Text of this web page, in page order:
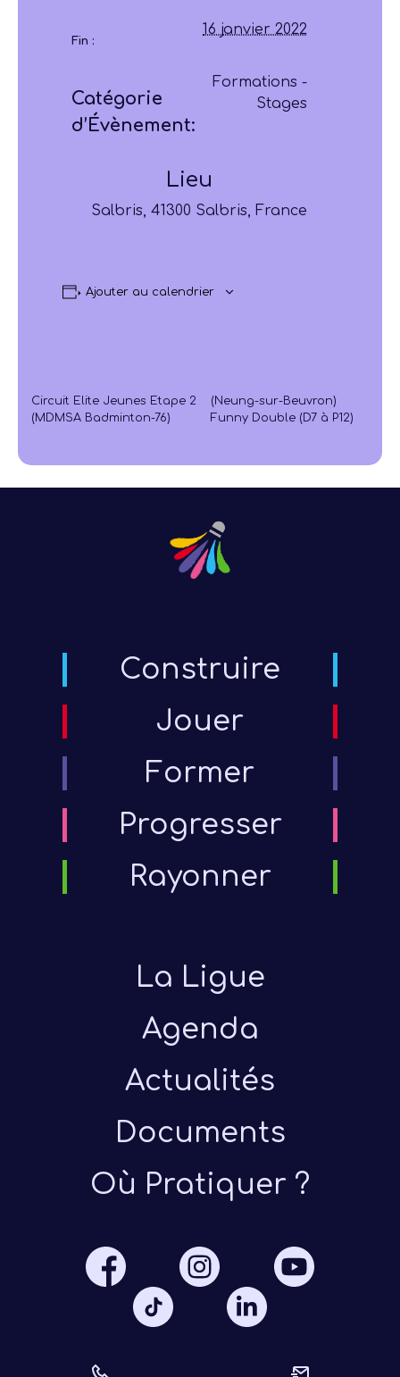
Fin :
16 janvier 2022
Catégorie
d’Évènement:
Formations -
Stages
Lieu
Salbris, 41300 Salbris, France
Ajouter au calendrier
Circuit Elite Jeunes Etape 2
(MDMSA Badminton-76)
(Neung-sur-Beuvron)
Funny Double (D7 à P12)
Construire
Jouer
Former
Progresser
Rayonner
La Ligue
Agenda
Actualités
Documents
Où Pratiquer ?